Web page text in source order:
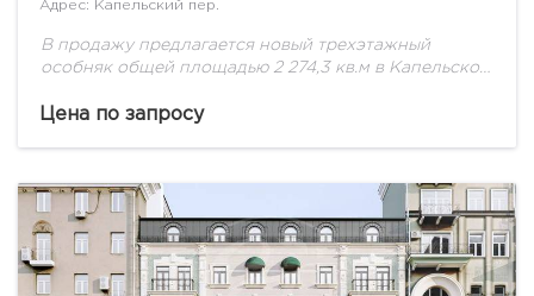
Адрес: Капельский пер.
В продажу предлагается новый трехэтажный
особняк общей площадью 2 274,3 кв.м в Капельском
четырех уровнях: три наземных и один подземный....
Цена по запросу